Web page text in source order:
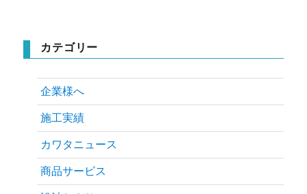
カテゴリー
企業様へ
施工実績
カワタニュース
商品サービス